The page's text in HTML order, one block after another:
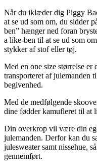
Når du iklæder dig Piggy
at se ud som om, du sidder
ben” hænger ned foran
a like-ben til at se ud som
stykker af stof eller tøj.
Med en one size størrelse
transporteret af julemanden
begivenhed.
Med de medfølgende
dine fødder kamufleret til at
Din overkrop vil være din
julemanden. Derfor kan du
julesweater samt nissehue,
gennemført.